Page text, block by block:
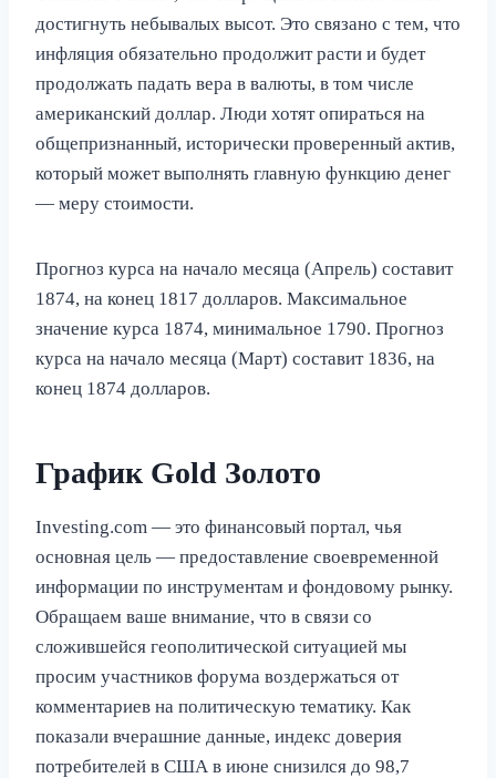
достигнуть небывалых высот. Это связано с тем, что
инфляция обязательно продолжит расти и будет
продолжать падать вера в валюты, в том числе
американский доллар. Люди хотят опираться на
общепризнанный, исторически проверенный актив,
который может выполнять главную функцию денег
— меру стоимости.
Прогноз курса на начало месяца (Апрель) составит
1874, на конец 1817 долларов. Максимальное
значение курса 1874, минимальное 1790. Прогноз
курса на начало месяца (Март) составит 1836, на
конец 1874 долларов.
График Gold Золото
Investing.com — это финансовый портал, чья
основная цель — предоставление своевременной
информации по инструментам и фондовому рынку.
Обращаем ваше внимание, что в связи со
сложившейся геополитической ситуацией мы
просим участников форума воздержаться от
комментариев на политическую тематику. Как
показали вчерашние данные, индекс доверия
потребителей в США в июне снизился до 98,7